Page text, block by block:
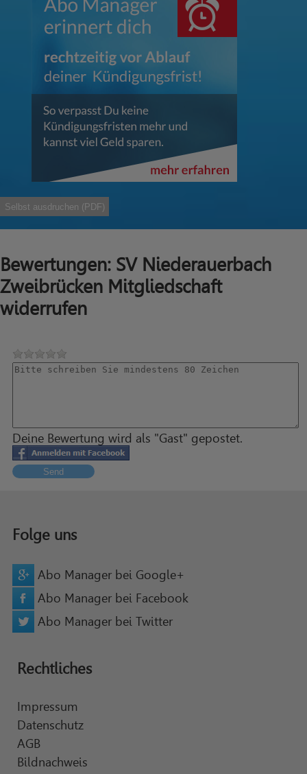
Selbst ausdruchen (PDF)
Bewertungen: SV Niederauerbach
Zweibrücken Mitgliedschaft
widerrufen
Deine Bewertung wird als "Gast" gepostet.
Send
Folge uns
Abo Manager bei Google+
Abo Manager bei Facebook
Abo Manager bei Twitter
Rechtliches
Impressum
Datenschutz
AGB
Bildnachweis